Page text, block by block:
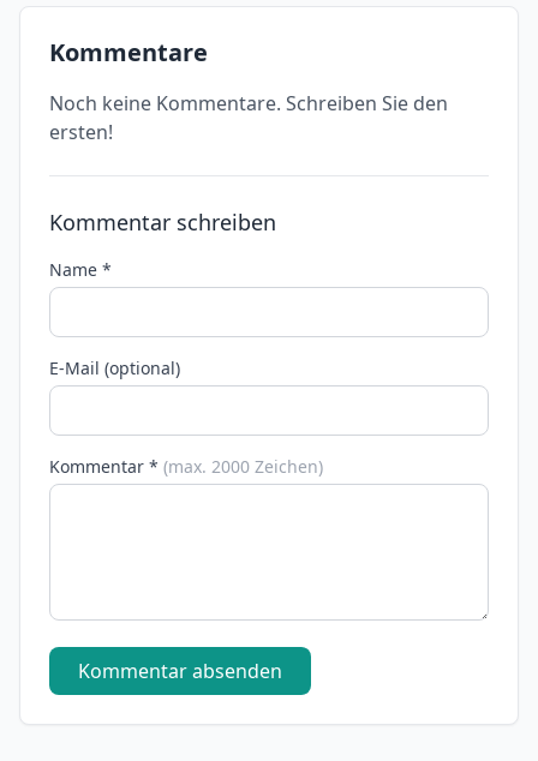
Kommentare
Noch keine Kommentare. Schreiben Sie den
ersten!
Kommentar schreiben
Name *
E-Mail (optional)
Kommentar * (max. 2000 Zeichen)
Kommentar absenden